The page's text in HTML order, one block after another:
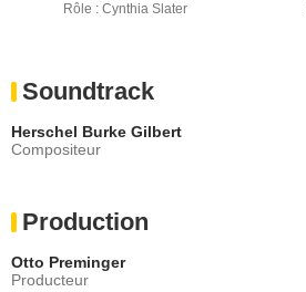
Rôle : Cynthia Slater
Soundtrack
Herschel Burke Gilbert
Compositeur
Production
Otto Preminger
Producteur